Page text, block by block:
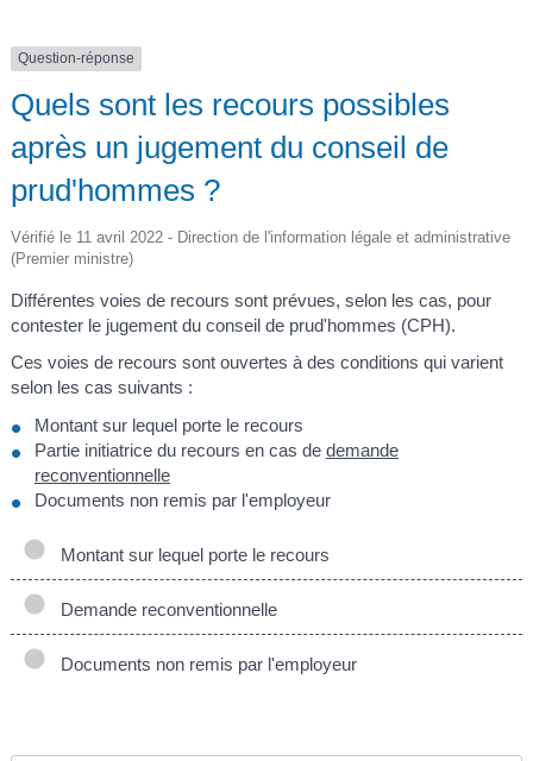
Question-réponse
Quels sont les recours possibles
après un jugement du conseil de
prud'hommes ?
Vérifié le 11 avril 2022 - Direction de l'information légale et administrative
(Premier ministre)
Différentes voies de recours sont prévues, selon les cas, pour
contester le jugement du conseil de prud'hommes (CPH).
Ces voies de recours sont ouvertes à des conditions qui varient
selon les cas suivants :
Montant sur lequel porte le recours
Partie initiatrice du recours en cas de demande
reconventionnelle
Documents non remis par l'employeur
Montant sur lequel porte le recours
Demande reconventionnelle
Documents non remis par l'employeur